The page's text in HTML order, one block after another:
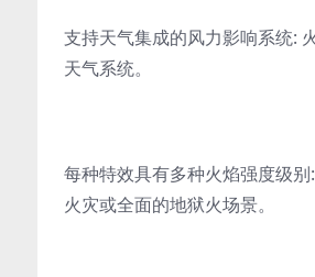
支持天气集成的风力影响系统:
天气系统。
每种特效具有多种火焰强度级
火灾或全面的地狱火场景。